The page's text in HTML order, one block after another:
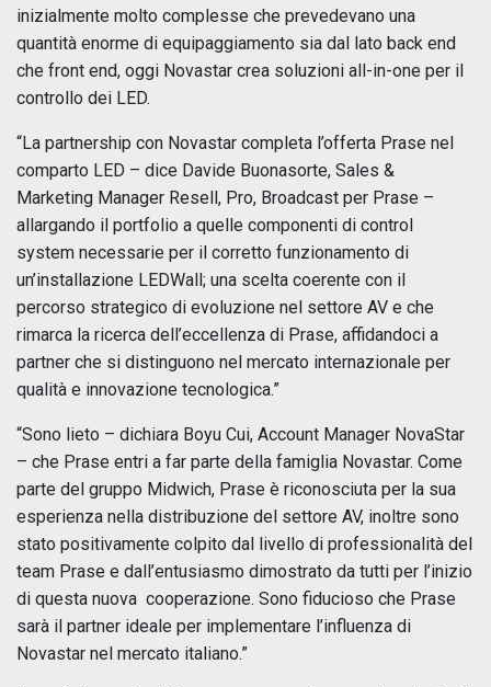
inizialmente molto complesse che prevedevano una
quantità enorme di equipaggiamento sia dal lato back end
che front end, oggi Novastar crea soluzioni all-in-one per il
controllo dei LED.
“La partnership con Novastar completa l’offerta Prase nel
comparto LED – dice Davide Buonasorte, Sales &
Marketing Manager Resell, Pro, Broadcast per Prase –
allargando il portfolio a quelle componenti di control
system necessarie per il corretto funzionamento di
un’installazione LEDWall; una scelta coerente con il
percorso strategico di evoluzione nel settore AV e che
rimarca la ricerca dell’eccellenza di Prase, affidandoci a
partner che si distinguono nel mercato internazionale per
qualità e innovazione tecnologica.”
“Sono lieto – dichiara Boyu Cui, Account Manager NovaStar
– che Prase entri a far parte della famiglia Novastar. Come
parte del gruppo Midwich, Prase è riconosciuta per la sua
esperienza nella distribuzione del settore AV, inoltre sono
stato positivamente colpito dal livello di professionalità del
team Prase e dall’entusiasmo dimostrato da tutti per l’inizio
di questa nuova cooperazione. Sono fiducioso che Prase
sarà il partner ideale per implementare l’influenza di
Novastar nel mercato italiano.”